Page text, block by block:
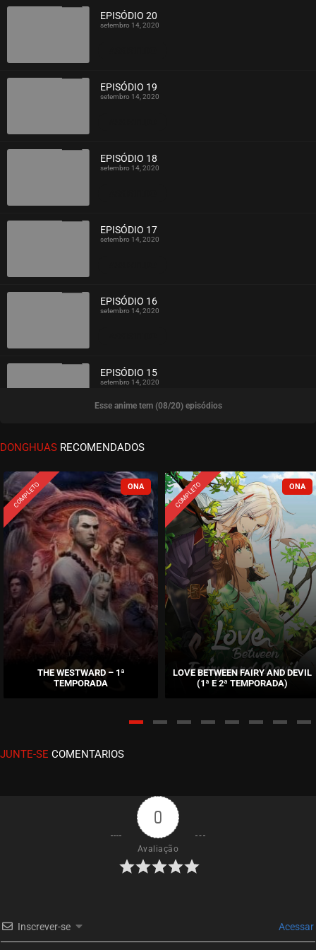
EPISÓDIO 20
setembro 14, 2020
EPISÓDIO 19
setembro 14, 2020
EPISÓDIO 18
setembro 14, 2020
EPISÓDIO 17
setembro 14, 2020
EPISÓDIO 16
setembro 14, 2020
ASSISTIDO
EPISÓDIO 15
setembro 14, 2020
ASSISTIDO
EPISÓDIO 14
ASSISTIDO
EPISÓDIO 13
setembro 14, 2020
ASSISTIDO
EPISÓDIO 12
setembro 14, 2020
EPISÓDIO 11
setembro 14, 2020
ASSISTIDO
EPISÓDIO 09
setembro 14, 2020
EPISÓDIO 08
EPISÓDIO 07
Esse anime tem (08/20) episódios
DONGHUAS RECOMENDADOS
COMPLETO
THE WESTWARD – 1ª
TEMPORADA
COMPLETO
LOVE BETWEEN FAIRY AND DEVIL
(1ª E 2ª TEMPORADA)
JUNTE-SE COMENTARIOS
0
Avaliação
Inscrever-se Acessar